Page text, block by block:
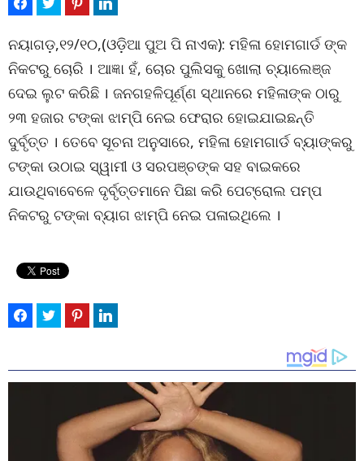
ନୟାଗଡ଼,୧୨/୧୦,(ଓଡ଼ିଆ ପୁଅ ପି ନାଏକ): ମହିଳା ହୋମଗାର୍ଡ ଙ୍କ
ନିକଟରୁ ଚୋରି । ଆଜ୍ଞା ହଁ, ଚୋର ପୁଲିସକୁ ଖୋଲା ଚ୍ୟାଲେଞ୍ଜ
ଦେଇ ଲୁଟ କରିଛି । ଜନଗହଳିପୂର୍ଣ୍ଣ ସ୍ଥାନରେ ମହିଳାଙ୍କ ଠାରୁ
୨୩ ହଜାର ଟଙ୍କା ଝାମ୍ପି ନେଇ ଫେରାର ହୋଇଯାଇଛନ୍ତି
ଦୁର୍ବୃତ୍ତ । ତେବେ ସୂଚନା ଅନୁସାରେ, ମହିଳା ହୋମଗାର୍ଡ ବ୍ୟାଙ୍କରୁ
ଟଙ୍କା ଉଠାଇ ସ୍ୱାମୀ ଓ ସରପଞ୍ଚଙ୍କ ସହ ବାଇକରେ
ଯାଉଥିବାବେଳେ ଦୃର୍ବୃତ୍ତମାନେ ପିଛା କରି ପେଟ୍ରୋଲ ପମ୍ପ
ନିକଟରୁ ଟଙ୍କା ବ୍ୟାଗ ଝାମ୍ପି ନେଇ ପଳାଇଥିଲେ ।